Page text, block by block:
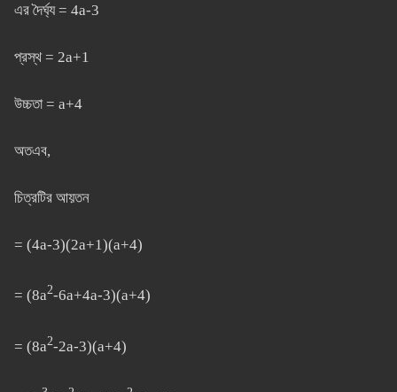
এর দৈর্ঘ্য = 4a-3
প্রস্থ = 2a+1
উচ্চতা = a+4
অতএব,
চিত্রটির আয়তন
= (4a-3)(2a+1)(a+4)
= (8a2-6a+4a-3)(a+4)
= (8a2-2a-3)(a+4)